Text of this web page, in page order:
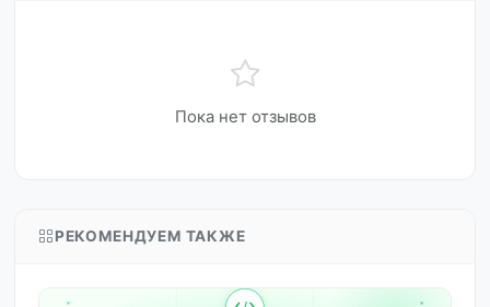
Пока нет отзывов
РЕКОМЕНДУЕМ ТАКЖЕ